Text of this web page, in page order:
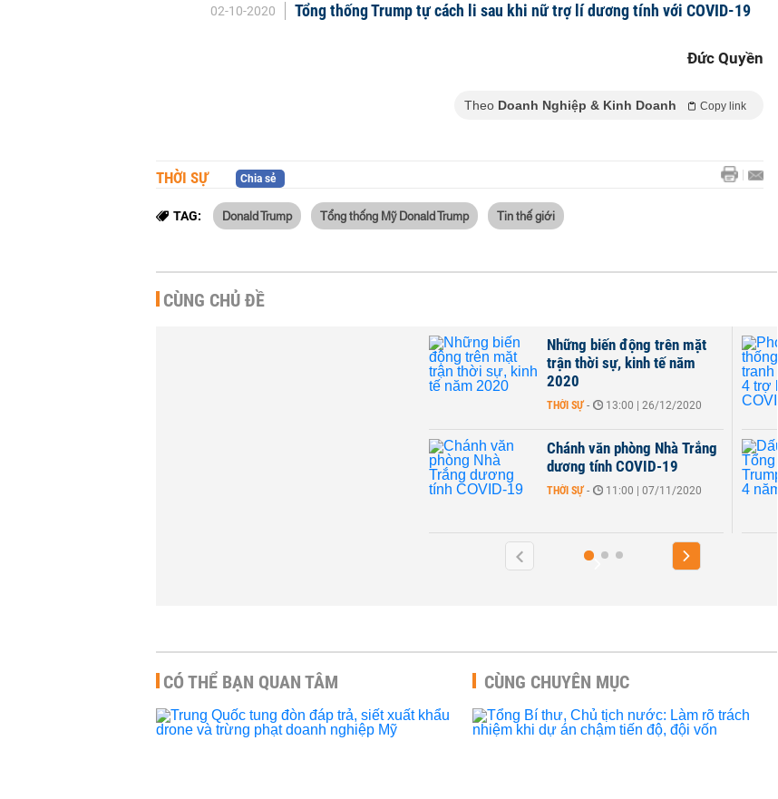
02-10-2020 Tổng thống Trump tự cách li sau khi nữ trợ lí dương tính với COVID-19
Đức Quyền
Theo Doanh Nghiệp & Kinh Doanh Copy link
THỜI SỰ Chia sẻ
TAG: Donald Trump Tổng thống Mỹ Donald Trump Tin thế giới
CÙNG CHỦ ĐỀ
Những biến động trên mặt
trận thời sự, kinh tế năm
Chánh văn phòng Nhà Trắng
dương tính COVID-19
11:00 | 07/11/2020
Phó Tổng thống Mỹ vẫn đi
tranh cử sau khi 4 trợ lí
THỜI SỰ - 09:00 | 26/10/2020
Dấu ấn của Tổng thống
Trump trong gần 4 năm
sóng gió
CÓ THỂ BẠN QUAN TÂM CÙNG CHUYÊN MỤC